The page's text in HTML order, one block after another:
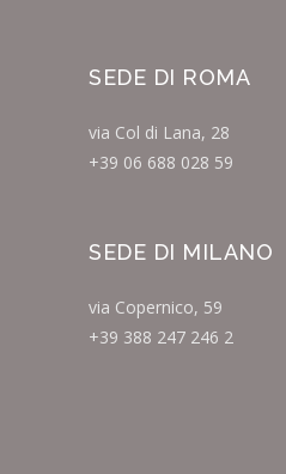
SEDE DI ROMA
via Col di Lana, 28
+39 06 688 028 59
SEDE DI MILANO
via Copernico, 59
+39 388 247 246 2